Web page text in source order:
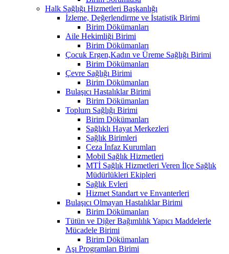
Halk Sağlığı Hizmetleri Başkanlığı
İzleme, Değerlendirme ve İstatistik Birimi
Birim Dökümanları
Aile Hekimliği Birimi
Birim Dökümanları
Çocuk Ergen,Kadın ve Üreme Sağlığı Birimi
Birim Dökümanları
Çevre Sağlığı Birimi
Birim Dökümanları
Bulaşıcı Hastalıklar Birimi
Birim Dökümanları
Toplum Sağlığı Birimi
Birim Dökümanları
Sağlıklı Hayat Merkezleri
Sağlık Birimleri
Ceza İnfaz Kurumları
Mobil Sağlık Hizmetleri
MTİ Sağlık Hizmetleri Veren İlçe Sağlık
Müdürlükleri Ekipleri
Sağlık Evleri
Hizmet Standart ve Envanterleri
Bulaşıcı Olmayan Hastalıklar Birimi
Birim Dökümanları
Tütün ve Diğer Bağımlılık Yapıcı Maddelerle
Mücadele Birimi
Birim Dökümanları
Aşı Programları Birimi